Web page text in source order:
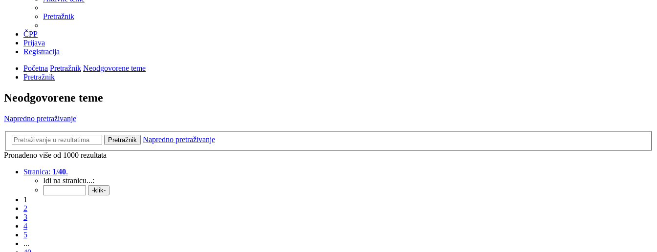
Pretražnik
ČPP
Prijava
Registracija
Početna Pretražnik Neodgovorene teme
Pretražnik
Neodgovorene teme
Napredno pretraživanje
Pretražnik
Napredno pretraživanje
Pronađeno više od 1000 rezultata
Stranica: 1/40.
Idi na stranicu...:
1
2
3
4
5
...